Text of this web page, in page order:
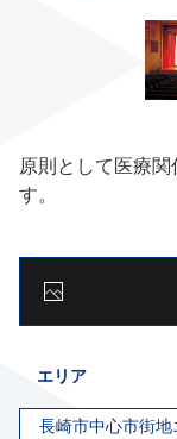
原則として医療
す。
エリア
長崎市中心市街